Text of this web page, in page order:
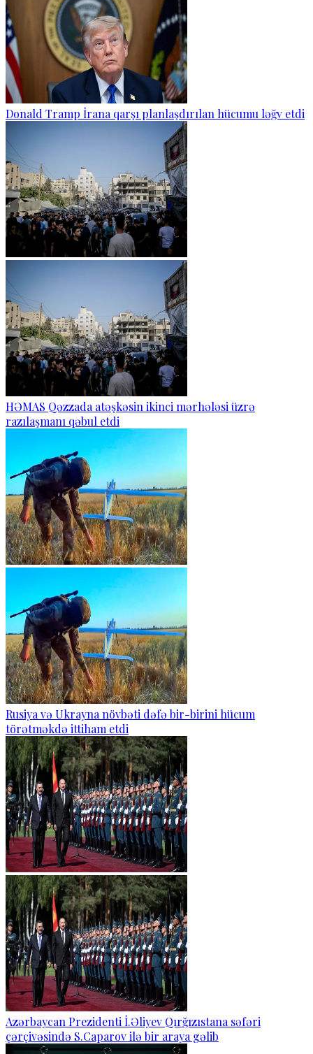
Donald Tramp İrana qarşı planlaşdırılan hücumu ləğv etdi
HƏMAS Qəzzada atəşkəsin ikinci mərhələsi üzrə
razılaşmanı qəbul etdi
Rusiya və Ukrayna növbəti dəfə bir-birini hücum
törətməkdə ittiham etdi
Azərbaycan Prezidenti İ.Əliyev Qırğızıstana səfəri
çərçivəsində S.Caparov ilə bir araya gəlib